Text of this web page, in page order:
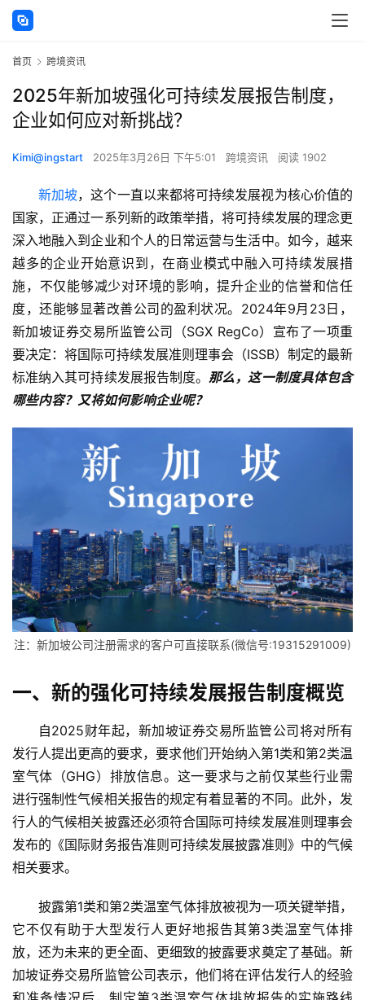
首页 跨境资讯
2025年新加坡强化可持续发展报告制度，
企业如何应对新挑战？
Kimi@ingstart 2025年3月26日 下午5:01 跨境资讯 阅读 1902
新加坡，这个一直以来都将可持续发展视为核心价值的
国家，正通过一系列新的政策举措，将可持续发展的理念更
深入地融入到企业和个人的日常运营与生活中。如今，越来
越多的企业开始意识到，在商业模式中融入可持续发展措
施，不仅能够减少对环境的影响，提升企业的信誉和信任
度，还能够显著改善公司的盈利状况。2024年9月23日，
新加坡证券交易所监管公司（SGX RegCo）宣布了一项重
要决定：将国际可持续发展准则理事会（ISSB）制定的最新
标准纳入其可持续发展报告制度。那么，这一制度具体包含
哪些内容？又将如何影响企业呢？
注：新加坡公司注册需求的客户可直接联系(微信号:19315291009)
一、新的强化可持续发展报告制度概览
自2025财年起，新加坡证券交易所监管公司将对所有
发行人提出更高的要求，要求他们开始纳入第1类和第2类温
室气体（GHG）排放信息。这一要求与之前仅某些行业需
进行强制性气候相关报告的规定有着显著的不同。此外，发
行人的气候相关披露还必须符合国际可持续发展准则理事会
发布的《国际财务报告准则可持续发展披露准则》中的气候
相关要求。
披露第1类和第2类温室气体排放被视为一项关键举措，
它不仅有助于大型发行人更好地报告其第3类温室气体排
放，还为未来的更全面、更细致的披露要求奠定了基础。新
加坡证券交易所监管公司表示，他们将在评估发行人的经验